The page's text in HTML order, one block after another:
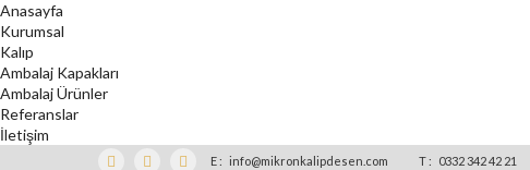
Anasayfa
Kurumsal
Kalıp
Ambalaj Kapakları
Ambalaj Ürünler
Referanslar
İletişim
E : info@mikronkalipdesen.com T : 0332 342 42 21